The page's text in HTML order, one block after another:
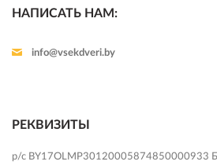
НАПИСАТЬ НАМ:
info@vsekdveri.by
РЕКВИЗИТЫ
р/с BY17OLMP30120005874850000933